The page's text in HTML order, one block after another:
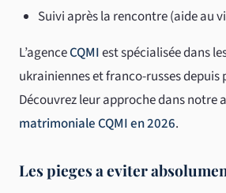
Suivi après la rencontre (aide au
L’agenceCQMIest spécialisée dans
ukrainiennes et franco-russes depuis
Découvrez leur approche dans notre
matrimoniale CQMI en 2026.
Les pieges a eviter